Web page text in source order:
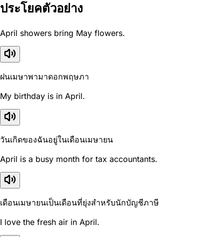
ประโยคตัวอย่าง
April showers bring May flowers.
ฝนเมษาพามาดอกพฤษภา
My birthday is in April.
วันเกิดของฉันอยู่ในเดือนเมษายน
April is a busy month for tax accountants.
เดือนเมษายนเป็นเดือนที่ยุ่งสำหรับนักบัญชีภาษี
I love the fresh air in April.